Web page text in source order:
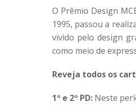
O Prêmio Design
1995, passou a
vivido pelo design
como meio de
Reveja todos os
1º e 2º PD: Neste